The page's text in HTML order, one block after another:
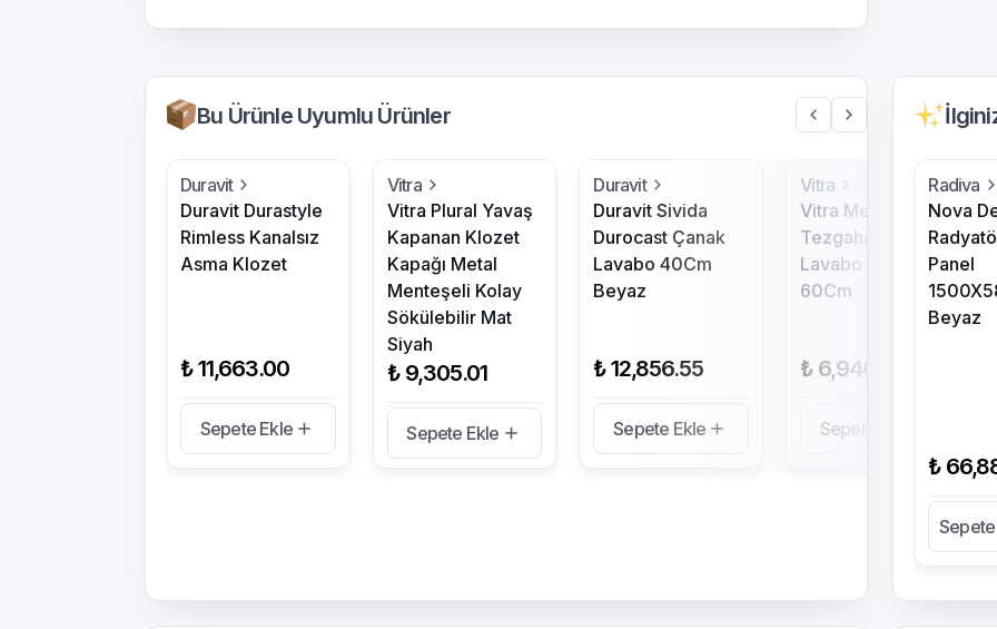
Bu Ürünle Uyumlu Ürünler
Duravit
Duravit Durastyle
Rimless Kanalsız
Asma Klozet
₺ 11,663.00
Sepete Ekle
Vitra
Vitra Plural Yavaş
Kapanan Klozet
Kapağı Metal
Menteşeli Kolay
Sökülebilir Mat
Siyah
₺ 9,305.01
Sepete Ekle
Duravit
Duravit Sivida
Durocast Çanak
Lavabo 40Cm
Beyaz
₺ 12,856.55
Sepete Ekle
Vitra
Vitra Metropole
Tezgahaltı Oval
Lavabo Beyaz
60Cm
₺ 6,946.29
Sepete Ekle
Radiva
Nova
Panel
Beyaz
₺